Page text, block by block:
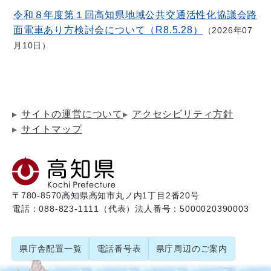
令和８年度第１回高知県地域公共交通活性化協議会路
面電車あり方検討会について（R8.5.28）
2026年07
月10日
サイトの運営について
アクセシビリティ方針
サイトマップ
〒780-8570高知県高知市丸ノ内1丁目2番20号
電話：088-823-1111（代表）法人番号：5000020390003
県庁舎配置一覧 電話番号表 県庁周辺のご案内